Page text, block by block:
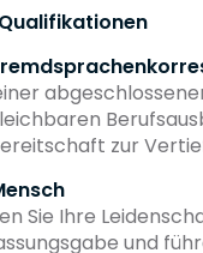
zur
Sie Ihre
und